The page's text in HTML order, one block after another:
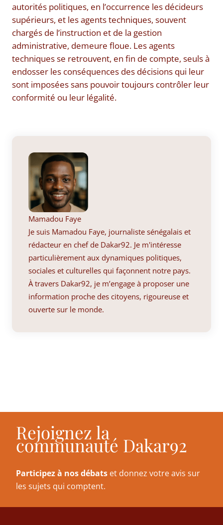
autorités politiques, en l’occurrence les décideurs
supérieurs, et les agents techniques, souvent
chargés de l’instruction et de la gestion
administrative, demeure floue. Les agents
techniques se retrouvent, en fin de compte, seuls à
endosser les conséquences des décisions qui leur
sont imposées sans pouvoir toujours contrôler leur
conformité ou leur légalité.
Mamadou Faye
Je suis Mamadou Faye, journaliste sénégalais et
rédacteur en chef de Dakar92. Je m'intéresse
particulièrement aux dynamiques politiques,
sociales et culturelles qui façonnent notre pays.
À travers Dakar92, je m’engage à proposer une
information proche des citoyens, rigoureuse et
ouverte sur le monde.
Rejoignez la
communauté Dakar92
Participez à nos débats et donnez votre avis sur
les sujets qui comptent.